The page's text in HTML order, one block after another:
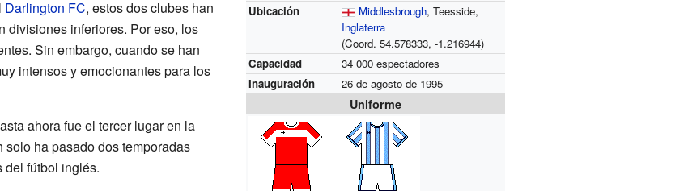
Ubicación
Middlesbrough, Teesside,
Inglaterra
(Coord.54.578333, -1.216944)
Capacidad
34 000 espectadores
Inauguración
26 de agosto de 1995
Uniforme
Darlington FC, estos dos clubes han
divisiones inferiores. Por eso, los
Sin embargo, cuando se han
intensos y emocionantes para los
ahora fue el tercer lugar en la
ha pasado dos temporadas
fútbol inglés.